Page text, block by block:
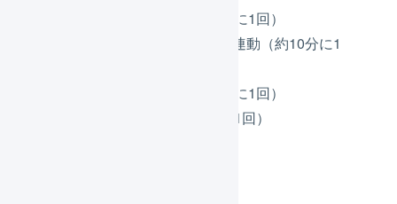
受注情報の取得（約10分に1回）
入金／承認ステータスの連動（約10分に1
出荷実績の反映（約10分に1回）
在庫数の連動（約10分に1回）